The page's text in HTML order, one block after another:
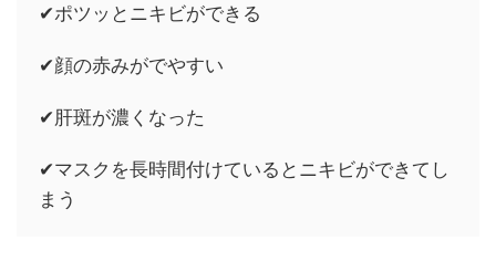
✔︎ポツッとニキビができる
✔︎顔の赤みがでやすい
✔︎肝斑が濃くなった
✔︎マスクを長時間付けているとニキビができてし
まう